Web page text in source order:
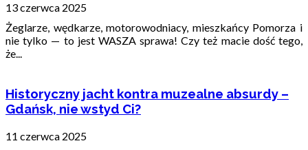
13 czerwca 2025
Żeglarze, wędkarze, motorowodniacy, mieszkańcy Pomorza i
nie tylko — to jest WASZA sprawa! Czy też macie dość tego,
że...
Historyczny jacht kontra muzealne absurdy –
Gdańsk, nie wstyd Ci?
11 czerwca 2025